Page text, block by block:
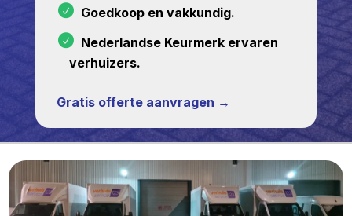
Goedkoop en vakkundig.
Nederlandse Keurmerk ervaren
verhuizers.
Gratis offerte aanvragen →